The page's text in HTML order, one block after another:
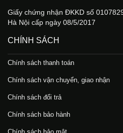
Giấy chứng nhận ĐKKD số
Hà Nội cấp ngày 08/5/2017
CHÍNH SÁCH
Chính sách thanh toán
Chính sách vận chuyển, giao nhận
Chính sách đổi trả
Chính sách bảo hành